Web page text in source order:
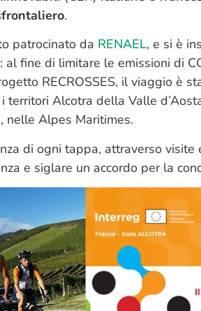
.
patrocinato da RENAEL, e si è
: al fine di limitare le emissioni di
RECROSSES, il viaggio è
territori Alcotra della Valle
nelle Alpes Maritimes.
di ogni tappa, attraverso
e siglare un accordo per la